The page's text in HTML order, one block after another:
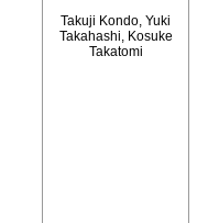
Takuji Kondo, Yuki
Takahashi, Kosuke
Takatomi